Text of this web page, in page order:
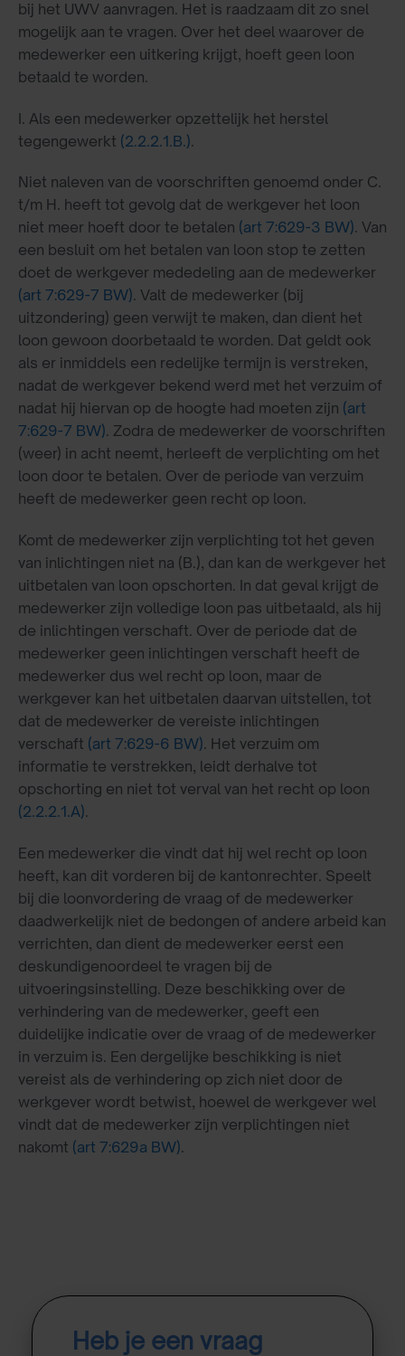
bij het UWV aanvragen. Het is raadzaam dit zo snel
mogelijk aan te vragen. Over het deel waarover de
medewerker een uitkering krijgt, hoeft geen loon
betaald te worden.
I. Als een medewerker opzettelijk het herstel
tegengewerkt (2.2.2.1.B.).
Niet naleven van de voorschriften genoemd onder C.
t/m H. heeft tot gevolg dat de werkgever het loon
niet meer hoeft door te betalen (art 7:629-3 BW). Van
een besluit om het betalen van loon stop te zetten
doet de werkgever mededeling aan de medewerker
(art 7:629-7 BW). Valt de medewerker (bij
uitzondering) geen verwijt te maken, dan dient het
loon gewoon doorbetaald te worden. Dat geldt ook
als er inmiddels een redelijke termijn is verstreken,
nadat de werkgever bekend werd met het verzuim of
nadat hij hiervan op de hoogte had moeten zijn (art
7:629-7 BW). Zodra de medewerker de voorschriften
(weer) in acht neemt, herleeft de verplichting om het
loon door te betalen. Over de periode van verzuim
heeft de medewerker geen recht op loon.
Komt de medewerker zijn verplichting tot het geven
van inlichtingen niet na (B.), dan kan de werkgever het
uitbetalen van loon opschorten. In dat geval krijgt de
medewerker zijn volledige loon pas uitbetaald, als hij
de inlichtingen verschaft. Over de periode dat de
medewerker geen inlichtingen verschaft heeft de
medewerker dus wel recht op loon, maar de
werkgever kan het uitbetalen daarvan uitstellen, tot
dat de medewerker de vereiste inlichtingen
verschaft (art 7:629-6 BW). Het verzuim om
informatie te verstrekken, leidt derhalve tot
opschorting en niet tot verval van het recht op loon
(2.2.2.1.A).
Een medewerker die vindt dat hij wel recht op loon
heeft, kan dit vorderen bij de kantonrechter. Speelt
bij die loonvordering de vraag of de medewerker
daadwerkelijk niet de bedongen of andere arbeid kan
verrichten, dan dient de medewerker eerst een
deskundigenoordeel te vragen bij de
uitvoeringsinstelling. Deze beschikking over de
verhindering van de medewerker, geeft een
duidelijke indicatie over de vraag of de medewerker
in verzuim is. Een dergelijke beschikking is niet
vereist als de verhindering op zich niet door de
werkgever wordt betwist, hoewel de werkgever wel
vindt dat de medewerker zijn verplichtingen niet
nakomt (art 7:629a BW).
Heb je een vraag